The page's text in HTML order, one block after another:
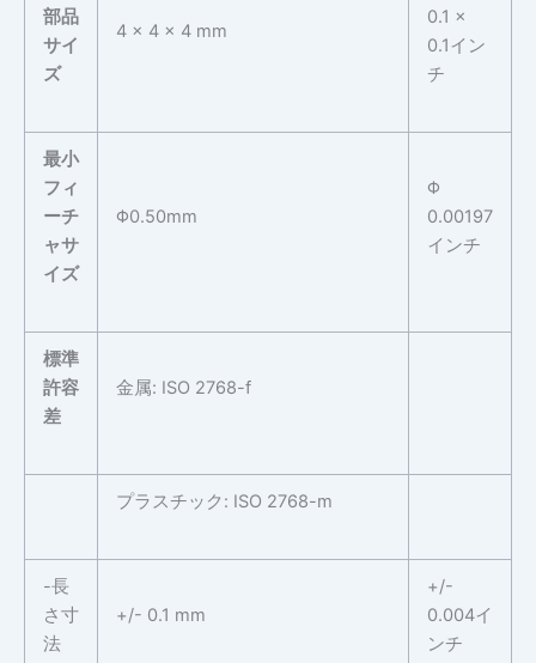
部品
サイ
ズ
4 x 4 x 4 mm
0.1 ×
0.1イン
チ
最小
フィ
ーチ
ャサ
イズ
Φ0.50mm
Φ
0.00197
インチ
標準
許容
差
金属: ISO 2768-f
プラスチック: ISO 2768-m
-長
さ寸
法
+/- 0.1 mm
+/-
0.004イ
ンチ